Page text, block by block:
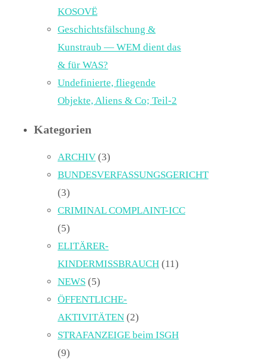
KOSOVË
Geschichtsfälschung &
Kunstraub — WEM dient das
& für WAS?
Undefinierte, fliegende
Objekte, Aliens & Co; Teil-2
Kategorien
ARCHIV (3)
BUNDESVERFASSUNGSGERICHT
(3)
CRIMINAL COMPLAINT-ICC
(5)
ELITÄRER-
KINDERMISSBRAUCH (11)
NEWS (5)
ÖFFENTLICHE-
AKTIVITÄTEN (2)
STRAFANZEIGE beim ISGH
(9)